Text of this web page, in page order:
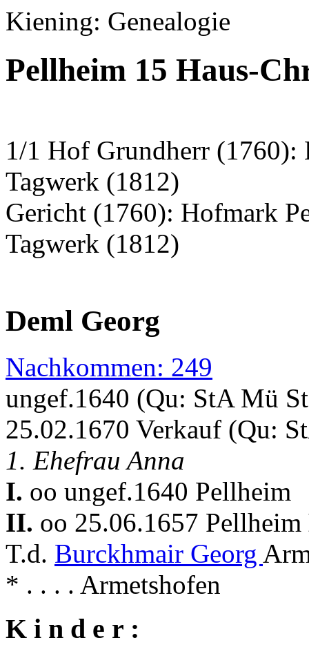
Kiening: Genealogie
Pellheim 15 Haus-
1/1 Hof Grundherr
Tagwerk (1812)
Gericht (1760): Hofmark
Tagwerk (1812)
Deml Georg
Nachkommen: 249
ungef.1640 (Qu: StA Mü
25.02.1670 Verkauf (Qu:
1. Ehefrau Anna
I. oo ungef.1640 Pellheim
II. oo 25.06.1657 Pellheim
T.d. Burckhmair Georg
* . . . . Armetshofen
K i n d e r :